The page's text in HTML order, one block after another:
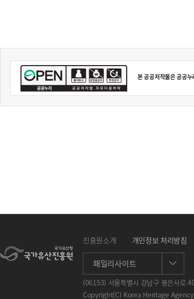
본 공공저작물은 공공
진흥원소개 개인정보 처리방침
패밀리사이트
(06153) 서울특별시 강남구 봉은사로
Copyright(C) Korea Heritage